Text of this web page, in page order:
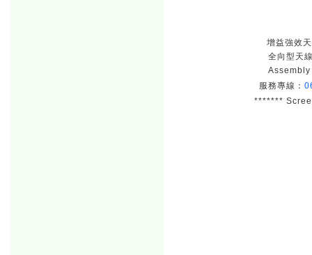
增益強效
全向型天
Assembly
服務專線：
*******